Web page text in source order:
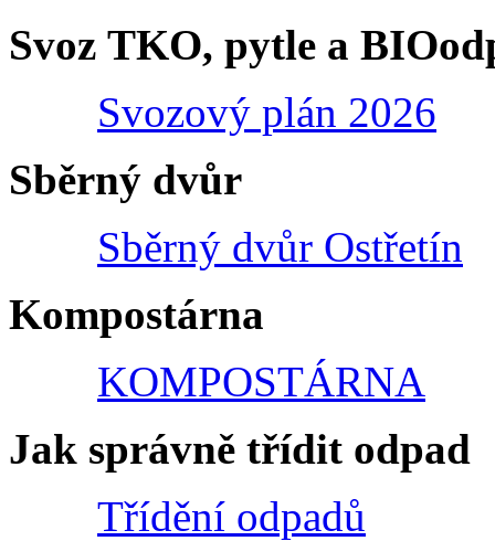
Svoz TKO, pytle a
Svozový plán 2026
Sběrný dvůr
Sběrný dvůr Ostřetín
Kompostárna
KOMPOSTÁRNA
Jak správně třídit odpad
Třídění odpadů